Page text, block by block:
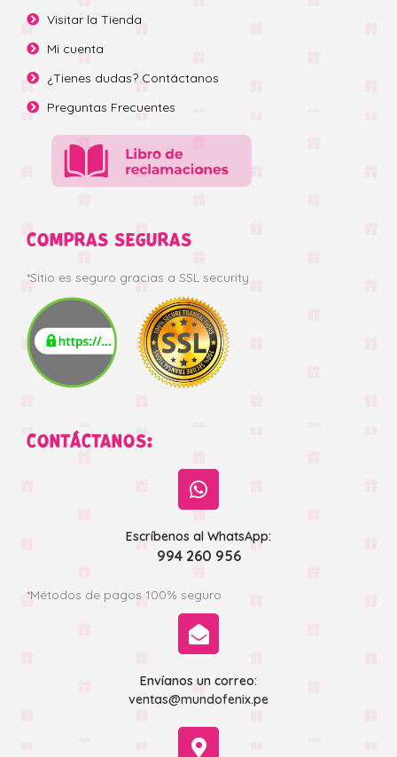
Visitar la Tienda
Mi cuenta
¿Tienes dudas? Contáctanos
Preguntas Frecuentes
COMPRAS SEGURAS
*Sitio es seguro gracias a SSL security
CONTÁCTANOS:
Escríbenos al WhatsApp:
994 260 956
*Métodos de pagos 100% seguro
Envíanos un correo:
ventas@mundofenix.pe